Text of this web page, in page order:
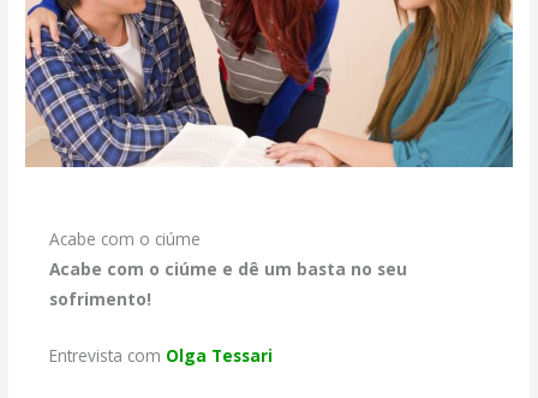
Acabe com o ciúme
Acabe com o ciúme e dê um basta no seu
sofrimento!
Entrevista com Olga Tessari